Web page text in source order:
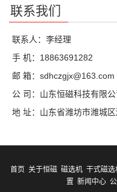
联系我们
联系人：李经理
手 机：18863691282
邮 箱：sdhczgjx@163.com
公 司：山东恒磁科技有限公
地 址：山东省潍坊市潍城
首页 关于恒磁 磁选机 干式磁选
置 新闻中心